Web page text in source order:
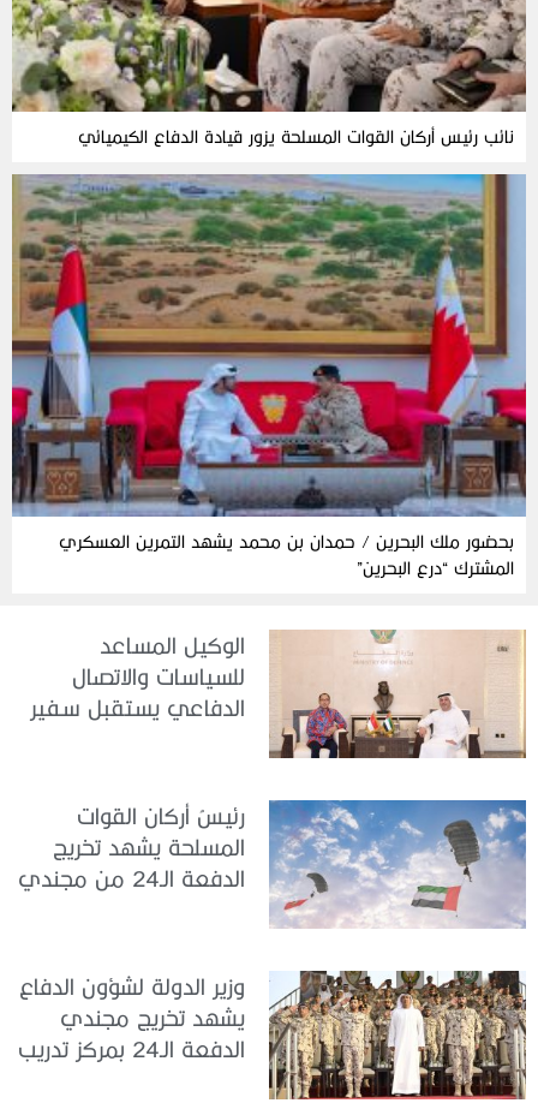
نائب رئيس أركان القوات المسلحة يزور قيادة الدفاع الكيميائي
بحضور ملك البحرين / حمدان بن محمد يشهد التمرين العسكري
المشترك “درع البحرين”
الوكيل المساعد
للسياسات والاتصال
الدفاعي يستقبل سفير
رئيسُ أركان القوات
المسلحة يشهد تخريج
الدفعة الـ24 من مجندي
وزير الدولة لشؤون الدفاع
يشهد تخريج مجندي
الدفعة الـ24 بمركز تدريب